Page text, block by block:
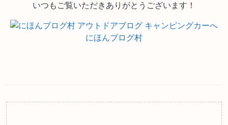
いつもご覧いただきありがとうございます！
にほんブログ村